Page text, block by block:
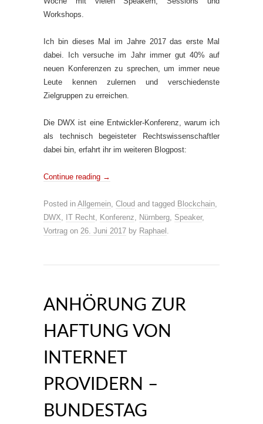
Workshops.
Ich bin dieses Mal im Jahre 2017 das erste Mal
dabei. Ich versuche im Jahr immer gut 40% auf
neuen Konferenzen zu sprechen, um immer neue
Leute kennen zulernen und verschiedenste
Zielgruppen zu erreichen.
Die DWX ist eine Entwickler-Konferenz, warum ich
als technisch begeisteter Rechtswissenschaftler
dabei bin, erfahrt ihr im weiteren Blogpost:
Continue reading →
Posted in Allgemein, Cloud and tagged Blockchain,
DWX, IT Recht, Konferenz, Nürnberg, Speaker,
Vortrag on 26. Juni 2017 by Raphael .
ANHÖRUNG ZUR
HAFTUNG VON
INTERNET
PROVIDERN –
BUNDESTAG